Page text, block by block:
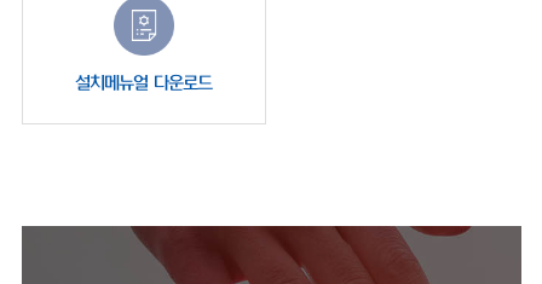
설치메뉴얼 다운로드